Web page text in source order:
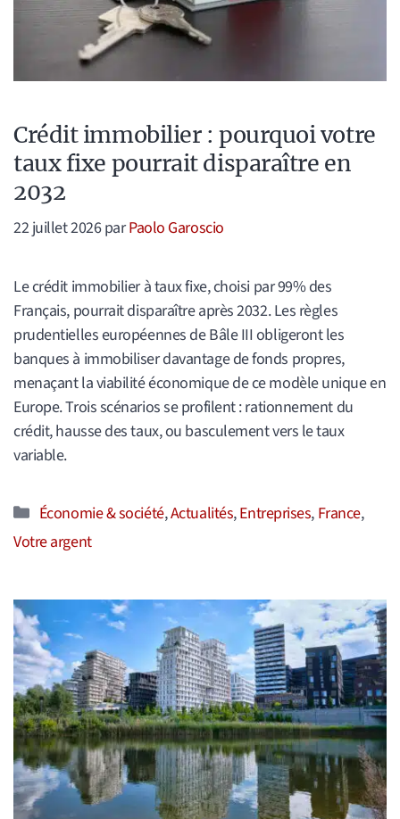
Crédit immobilier : pourquoi votre
taux fixe pourrait disparaître en
2032
22 juillet 2026parPaolo Garoscio
Le crédit immobilier à taux fixe, choisi par 99% des
Français, pourrait disparaître après 2032. Les règles
prudentielles européennes de Bâle III obligeront les
banques à immobiliser davantage de fonds propres,
menaçant la viabilité économique de ce modèle unique en
Europe. Trois scénarios se profilent : rationnement du
crédit, hausse des taux, ou basculement vers le taux
variable.
Catégories
Économie & société,Actualités,Entreprises, France,
Votre argent